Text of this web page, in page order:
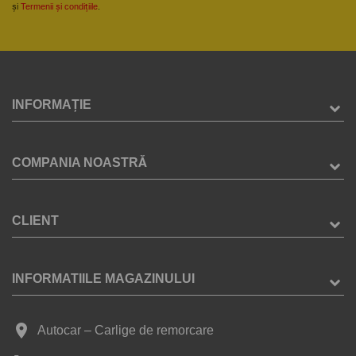
și Termenii și condițiile
INFORMAȚIE
COMPANIA NOASTRĂ
CLIENT
INFORMATIILE MAGAZINULUI
place Autocar – Carlige de remorcare